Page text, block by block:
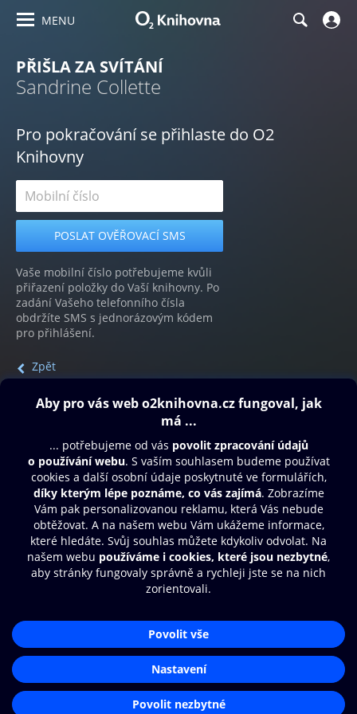
MENU
PŘIŠLA ZA SVÍTÁNÍ
Sandrine Collette
Pro pokračování se přihlaste do O2
Knihovny
Vaše mobilní číslo potřebujeme kvůli
přiřazení položky do Vaší knihovny. Po
zadání Vašeho telefonního čísla
obdržíte SMS s jednorázovým kódem
pro přihlášení.
Zpět
Obsah ke stažení
Moje O2 Knihovna
Další zábava
© O2 Czech Republic a.s.
Přístupnost
Zásady zpracování osobních údajů
Nastavení cookies
Aplikace O2 Knihovna
Čti a poslouchej své e-knihy a
audioknihy rychleji a pohodlněji.